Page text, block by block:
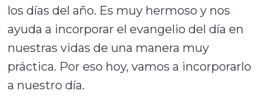
los días del año. Es muy hermoso y nos
ayuda a incorporar el evangelio del día en
nuestras vidas de una manera muy
práctica. Por eso hoy, vamos a incorporarlo
a nuestro día.